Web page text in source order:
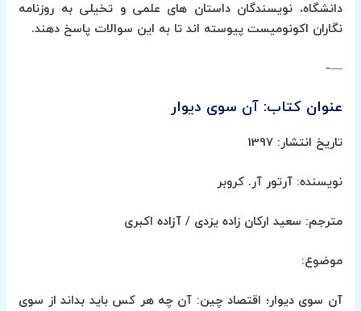
دانشگاه، نویسندگان داستان های علمی و تخیلی به روزنامه
نگاران اکونومیست پیوسته اند تا به این سوالات پاسخ دهند.
—-
عنوان کتاب: آن سوی دیوار
تاریخ انتشار: 1397
نویسنده: آرتور آر. کروبر
مترجم: سعید ارکان زاده یزدی / آزاده اکبری
موضوع:
آن سوی دیوار؛ اقتصاد چین: آن چه هر کس باید بداند از سوی